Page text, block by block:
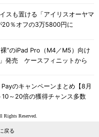
スも置ける「アイリスオーヤマ
％オフの3万5800円に
”のiPad Pro（M4／M5）向け
発売 ケースフィニットから
のキャンペーンまとめ【8月
～20倍の獲得チャンス多数
Rights Reserved.
戻る